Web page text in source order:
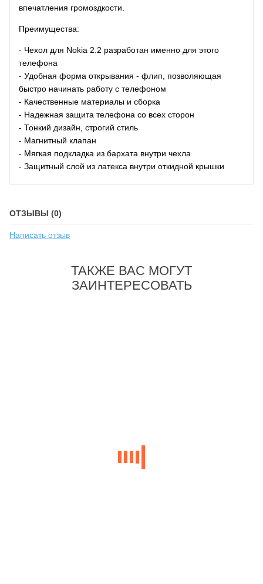
впечатления громоздкости.
Преимущества:
- Чехол для Nokia 2.2 разработан именно для этого
телефона
- Удобная форма открывания - флип, позволяющая
быстро начинать работу с телефоном
- Качественные материалы и сборка
- Надежная защита телефона со всех сторон
- Тонкий дизайн, строгий стиль
- Магнитный клапан
- Мягкая подкладка из бархата внутри чехла
- Защитный слой из латекса внутри откидной крышки
ОТЗЫВЫ (0)
Написать отзыв
ТАКЖЕ ВАС МОГУТ
ЗАИНТЕРЕСОВАТЬ